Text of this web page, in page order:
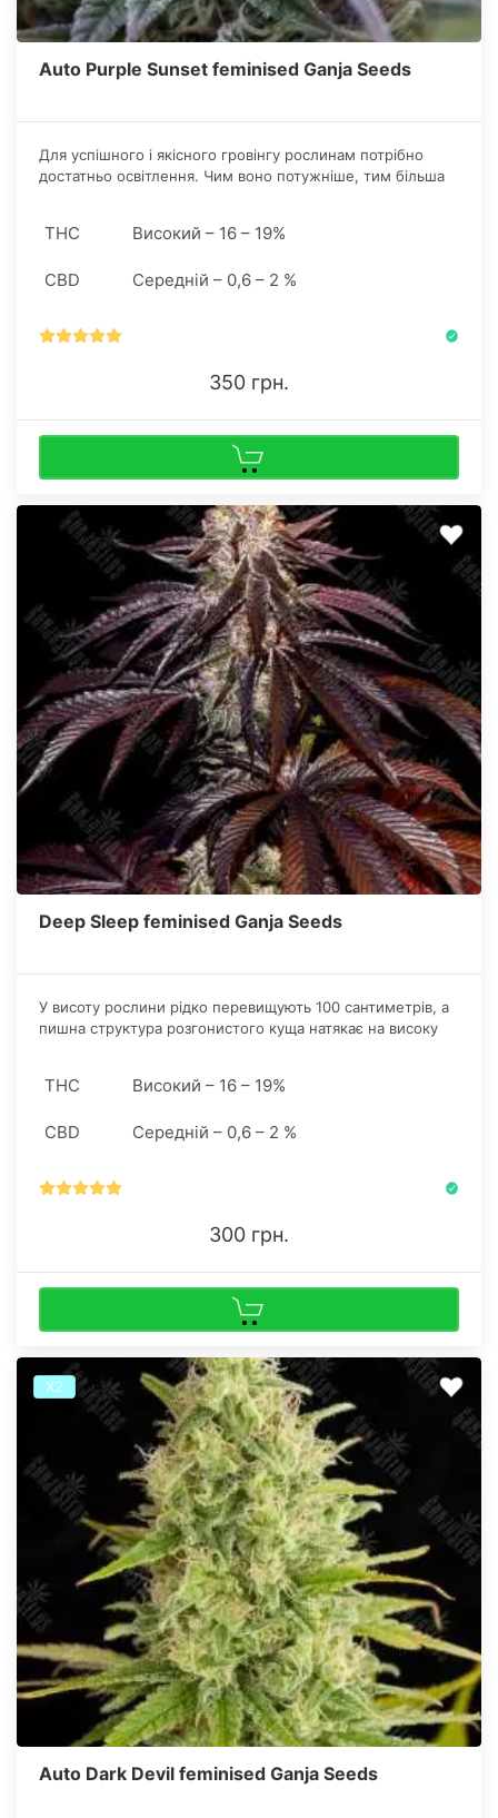
Auto Purple Sunset feminised Ganja Seeds
Для успішного і якісного гровінгу рослинам потрібно
достатньо освітлення. Чим воно потужніше, тим більша
THC Високий – 16 – 19%
CBD Середній – 0,6 – 2 %
350 грн.
Deep Sleep feminised Ganja Seeds
У висоту рослини рідко перевищують 100 сантиметрів, а
пишна структура розгонистого куща натякає на високу
THC Високий – 16 – 19%
CBD Середній – 0,6 – 2 %
300 грн.
Х2
Auto Dark Devil feminised Ganja Seeds